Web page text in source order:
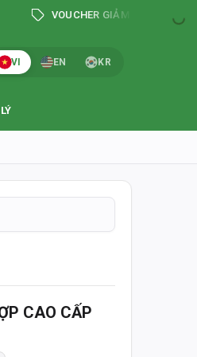
VOUCHER GIẢM TỚI 200K
VI EN KR
CAO CẤP